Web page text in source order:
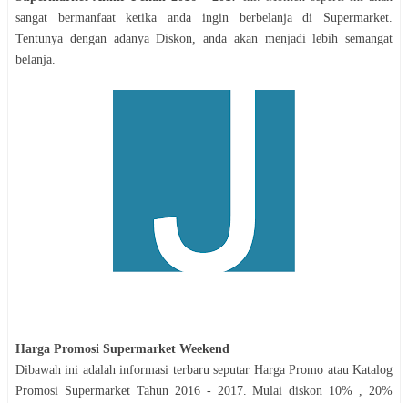
sangat bermanfaat ketika anda ingin berbelanja di Supermarket
Tentunya dengan adanya Diskon, anda akan menjadi lebih semangat
belanja.
Harga Promosi Supermarket Weekend
Dibawah ini adalah informasi terbaru seputar Harga Promo atau Katalog
Promosi SupermarketTahun 2016 - 2017. Mulai diskon 10% , 20%